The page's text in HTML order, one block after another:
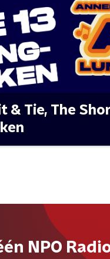
& Tie, The
NPO